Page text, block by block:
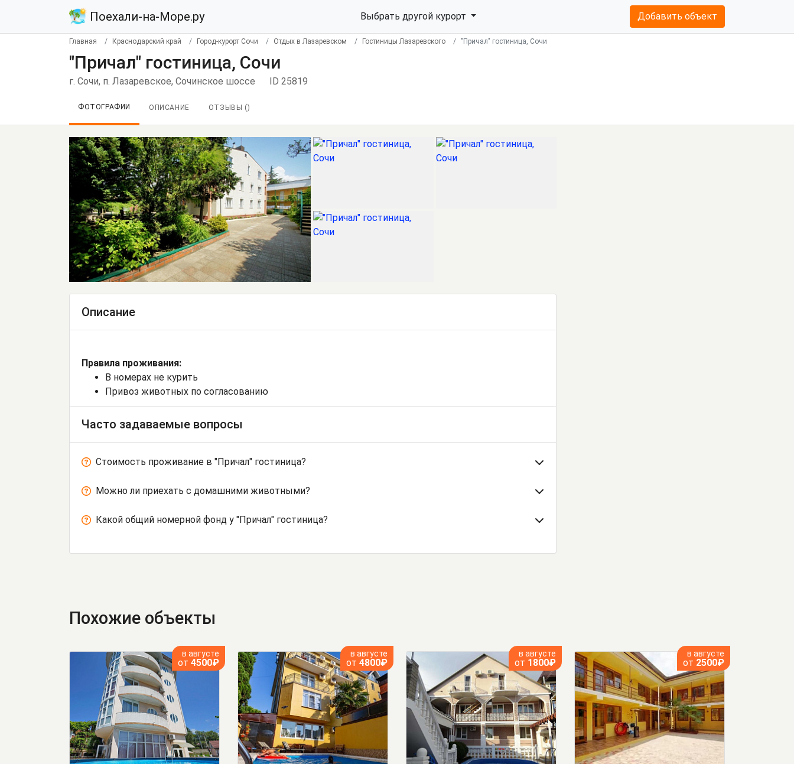
Поехали-на-Море.ру Выбрать другой курорт Добавить объект
Главная Краснодарский край Город-курорт Сочи Отдых в Лазаревском Гостиницы Лазаревского "Причал" гостиница, Сочи
"Причал" гостиница, Сочи
г. Сочи, п. Лазаревское, Сочинское шоссе ID 25819
ФОТОГРАФИИ ОПИСАНИЕ ОТЗЫВЫ ()
Описание
Правила проживания:
В номерах не курить
Привоз животных по согласованию
Часто задаваемые вопросы
Стоимость проживание в "Причал" гостиница?
Можно ли приехать с домашними животными?
Какой общий номерной фонд у "Причал" гостиница?
Похожие объекты
в августе
от 4500₽
в августе
от 4800₽
в августе
от 1800₽
в августе
от 2500₽